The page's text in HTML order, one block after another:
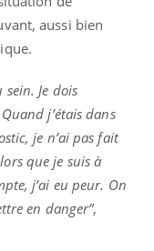
aussi bien
Je dois
j’étais dans
je n’ai pas fait
que je suis à
j’ai eu peur. On
en danger”,